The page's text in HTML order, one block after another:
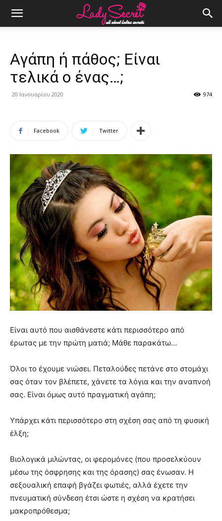
Αγάπη ή πάθος; Είναι
τελικά ο ένας…;
20 Ιανουαρίου 2020 974
Facebook Twitter
Είναι αυτό που αισθάνεστε κάτι περισσότερο από
έρωτας με την πρώτη ματιά; Μάθε παρακάτω…
Όλοι το έχουμε νιώσει. Πεταλούδες πετάνε στο στομάχι
σας όταν τον βλέπετε, χάνετε τα λόγια και την αναπνοή
σας. Είναι όμως αυτό πραγματική αγάπη;
Υπάρχει κάτι περισσότερο στη σχέση σας από τη φυσική
έλξη;
Βιολογικά μιλώντας, οι φερομόνες (που προσελκύουν
μέσω της όσφρησης και της όρασης) σας ένωσαν. Η
σεξουαλική επαφή βγάζει φωτιές, αλλά έχετε την
πνευματική σύνδεση έτσι ώστε η σχέση να κρατήσει
μακροπρόθεσμα;